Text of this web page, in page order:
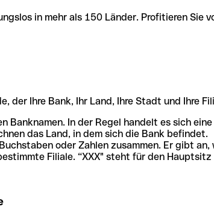
in mehr als 150 Länder. Profitieren Sie
der Ihre Bank, Ihr Land, Ihre Stadt und Ihre
Banknamen. In der Regel handelt es sich
das Land, in dem sich die Bank befindet.
oder Zahlen zusammen. Er gibt
Filiale. “XXX" steht für den Hauptsitz